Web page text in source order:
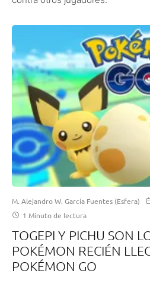
M. Alejandro W. García Fuentes (Esfera)
1 Minuto de lectura
TOGEPI Y PICHU SON
POKÉMON RECIÉN
POKÉMON GO